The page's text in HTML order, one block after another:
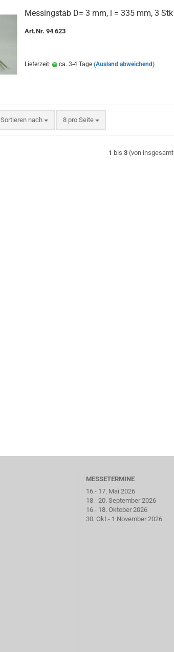
Messingstab D= 3 mm, l = 335 mm, 3 Stk
Art.Nr. 94 623
Lieferzeit: ca. 3-4 Tage (Ausland abweichend)
Sortieren nach
Sortieren nach 8 pro Seite
pro Seite
1 bis 3 (von insgesamt
MESSETERMINE
16.- 17. Mai 2026
18.- 20. September 2026
16.- 18. Oktober 2026
30. Okt.- 1 November 2026